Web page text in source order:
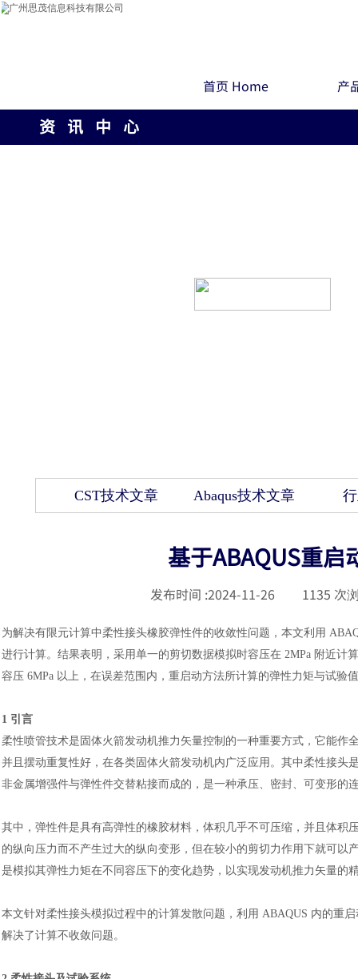
首页 Home 产
资 讯 中 心
CST技术文章 Abaqus技术文章
基于ABAQUS重
发布时间 :2024-11-26 1135 次
为解决有限元计算中柔性接头橡胶弹性件的收敛性问题，本文利用
进行计算。结果表明，采用单一的剪切数据模拟时容压在 2MPa 附近
容压 6MPa 以上，在误差范围内，重启动方法所计算的弹性力矩与试验
1 引言
柔性喷管技术是固体火箭发动机推力矢量控制的一种重要方式，它能
并且摆动重复性好，在各类固体火箭发动机内广泛应用。其中柔性接头
非金属增强件与弹性件交替粘接而成的，是一种承压、密封、可变形的
其中，弹性件是具有高弹性的橡胶材料，体积几乎不可压缩，并且体积
的纵向压力而不产生过大的纵向变形，但在较小的剪切力作用下就可
是模拟其弹性力矩在不同容压下的变化趋势，以实现发动机推力矢量的
本文针对柔性接头模拟过程中的计算发散问题，利用 ABAQUS 内的重
解决了计算不收敛问题。